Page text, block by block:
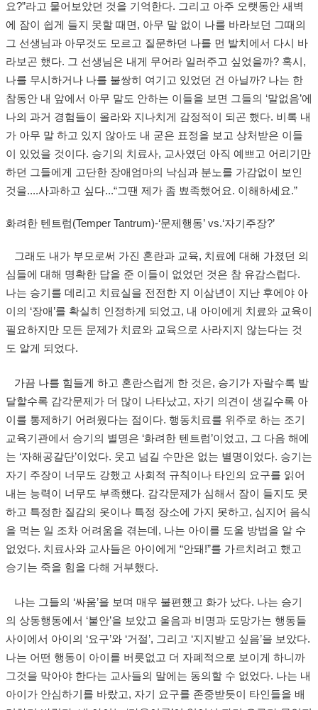
요?”라고 물어보았던 것을 기억한다. 그리고 아주 오랫동안 새벽
에 잠이 쉽게 들지 못할 때면, 아무 말 없이 나를 바라보던 그때의
그 선생님과 아무것도 모르고 질문하던 나를 먼 발치에서 다시 바
라보곤 했다. 그 선생님은 내게 무어라 일러주고 싶었을까? 혹시,
나를 무시하거나 나를 불쌍히 여기고 있었던 건 아닐까? 나는 한
참동안 내 앞에서 아무 말도 안하는 이들을 보면 그들의 ‘말없음’에
나의 과거 경험들이 올라와 지나치게 감정적이 되곤 했다. 비록 내
가 아무 말 하고 있지 않아도 내 굳은 표정을 보고 상처받은 이들
이 있었을 것이다. 승기의 치료사, 교사였던 아직 예쁘고 어리기만
하던 그들에게 고단한 장애엄마의 낙심과 분노를 가감없이 보인
것을....사과하고 싶다...“그땐 제가 좀 뾰족했어요. 이해하세요.”
화려한 텐트럼(Temper Tantrum)-‘문제행동’ vs.‘자기주장?’
그래도 내가 부모로써 가진 혼란과 교육, 치료에 대해 가졌던 의
심들에 대해 명확한 답을 준 이들이 없었던 것은 참 유감스럽다.
나는 승기를 데리고 치료실을 전전한 지 이삼년이 지난 후에야 아
이의 ‘장애’를 확실히 인정하게 되었고, 내 아이에게 치료와 교육이
필요하지만 모든 문제가 치료와 교육으로 사라지지 않는다는 것
도 알게 되었다.
가끔 나를 힘들게 하고 혼란스럽게 한 것은, 승기가 자랄수록 발
달할수록 감각문제가 더 많이 나타났고, 자기 의견이 생길수록 아
이를 통제하기 어려웠다는 점이다. 행동치료를 위주로 하는 조기
교육기관에서 승기의 별명은 ‘화려한 텐트럼’이었고, 그 다음 해에
는 ‘자해공갈단’이었다. 웃고 넘길 수만은 없는 별명이었다. 승기는
자기 주장이 너무도 강했고 사회적 규칙이나 타인의 요구를 읽어
내는 능력이 너무도 부족했다. 감각문제가 심해서 잠이 들지도 못
하고 특정한 질감의 옷이나 특정 장소에 가지 못하고, 심지어 음식
을 먹는 일 조차 어려움을 겪는데, 나는 아이를 도울 방법을 알 수
없었다. 치료사와 교사들은 아이에게 “안돼!”를 가르치려고 했고
승기는 죽을 힘을 다해 거부했다.
나는 그들의 ‘싸움’을 보며 매우 불편했고 화가 났다. 나는 승기
의 상동행동에서 ‘불안’을 보았고 울음과 비명과 도망가는 행동들
사이에서 아이의 ‘요구’와 ‘거절’, 그리고 ‘지지받고 싶음’을 보았다.
나는 어떤 행동이 아이를 버릇없고 더 자폐적으로 보이게 하니까
그것을 막아야 한다는 교사들의 말에는 동의할 수 없었다. 나는 내
아이가 안심하기를 바랐고, 자기 요구를 존중받듯이 타인들을 배